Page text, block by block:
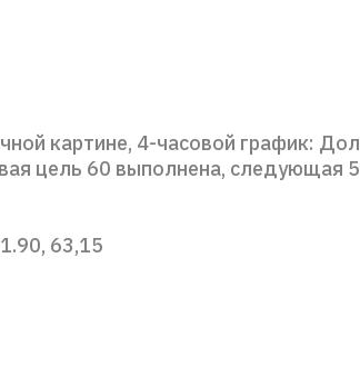
картине, 4-часовой график:
цель 60 выполнена, следующая
63,15